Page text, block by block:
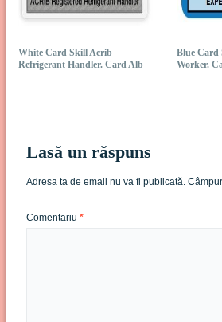
White Card Skill Acrib
Refrigerant Handler. Card Alb
Blue Card
Worker.
Lasă un răspuns
Adresa ta de email nu va fi publicată.
Comentariu *